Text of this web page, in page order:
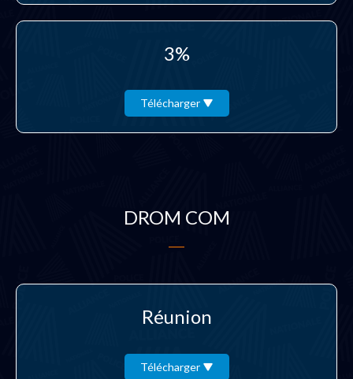
3%
Télécharger
DROM COM
Réunion
Télécharger